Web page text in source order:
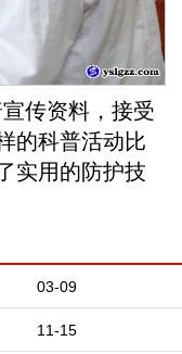
传资料，接受
的科普活动比
实用的防护技
03-09
11-15